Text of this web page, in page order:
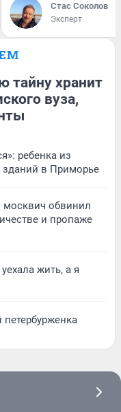
Стас Соколов
Эксперт
тайну хранит
вуза,
ребенка из
зданий в Приморье
москвич обвинил
и пропаже
жить, а я